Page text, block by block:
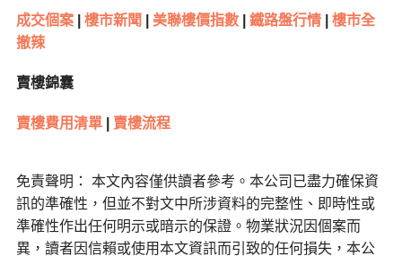
成交個案| 樓市新聞 美聯樓價指數| 鐵路盤行情|
樓市全
撤辣
賣樓錦囊
賣樓費用清單| 賣樓流程
免責聲明： 本文內容僅供讀者參考。本公司已盡力確保資
訊的準確性，但並不對文中所涉資料的完整性、即時性或
準確性作出任何明示或暗示的保證。物業狀況因個案而
異，讀者因信賴或使用本文資訊而引致的任何損失，本公